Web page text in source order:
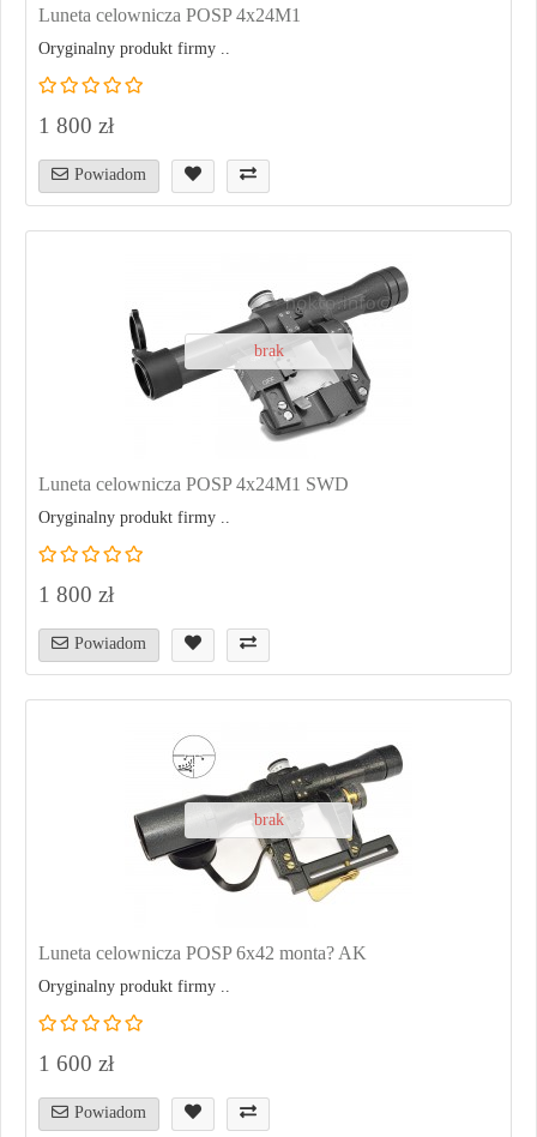
Luneta celownicza POSP 4x24M1
Oryginalny produkt firmy ..
1 800 zł
Powiadom
brak
Luneta celownicza POSP 4x24M1 SWD
Oryginalny produkt firmy ..
1 800 zł
Powiadom
brak
Luneta celownicza POSP 6x42 monta? AK
Oryginalny produkt firmy ..
1 600 zł
Powiadom